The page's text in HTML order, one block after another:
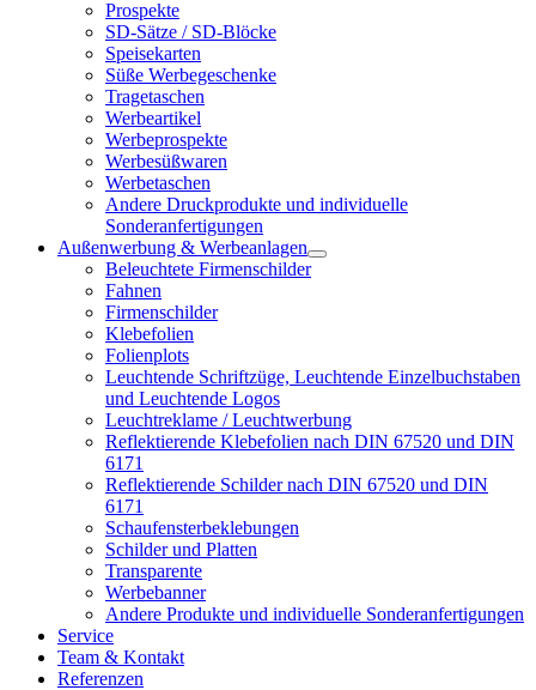
Prospekte
SD-Sätze / SD-Blöcke
Speisekarten
Süße Werbegeschenke
Tragetaschen
Werbeartikel
Werbeprospekte
Werbesüßwaren
Werbetaschen
Andere Druckprodukte und individuelle
Sonderanfertigungen
Außenwerbung & Werbeanlagen
Beleuchtete Firmenschilder
Fahnen
Firmenschilder
Klebefolien
Folienplots
Leuchtende Schriftzüge, Leuchtende Einzelbuchstaben
und Leuchtende Logos
Leuchtreklame / Leuchtwerbung
Reflektierende Klebefolien nach DIN 67520 und DIN
6171
Reflektierende Schilder nach DIN 67520 und DIN
6171
Schaufensterbeklebungen
Schilder und Platten
Transparente
Werbebanner
Andere Produkte und individuelle Sonderanfertigungen
Service
Team & Kontakt
Referenzen